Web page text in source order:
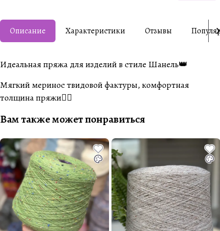
Описание Характеристики Отзывы
Идеальная пряжа для изделий в стиле Шанель👑
Мягкий меринос твидовой фактуры, комфортная
толщина пряжи👌🏼
Вам также может понравиться